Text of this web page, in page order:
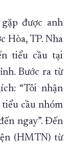
KHÁNH HÒA
được anh
Hòa, TP. Nha
tiểu cầu tại
Bước ra từ
“Tôi nhận
cầu nhóm
ngay”. Đến
(HMTN) từ